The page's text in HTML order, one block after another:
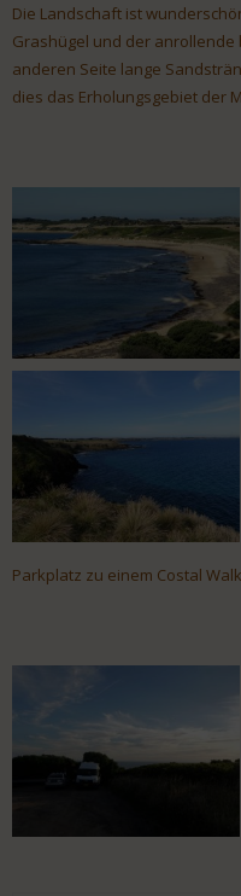
Die Landschaft ist
Grashügel und der
anderen Seite lange
dies das Erholungsgebiet der
Parkplatz zu einem Costal